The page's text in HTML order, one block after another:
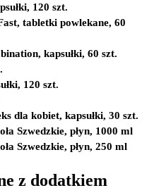
120 szt.
tabletki powlekane, 60
kapsułki, 60 szt.
120 szt.
dla kobiet, kapsułki, 30 szt.
Szwedzkie, płyn, 1000 ml
Szwedzkie, płyn, 250 ml
z dodatkiem